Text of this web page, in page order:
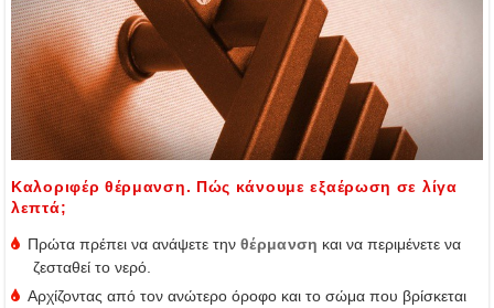
Καλοριφέρ θέρμανση. Πώς κάνουμε εξαέρωση σε λίγα
λεπτά;
Πρώτα πρέπει να ανάψετε την θέρμανση και να περιμένετε να
ζεσταθεί το νερό.
Αρχίζοντας από τον ανώτερο όροφο και το σώμα που βρίσκεται